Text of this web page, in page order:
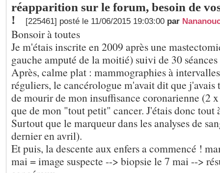
réapparition sur le forum, besoin de
!
[225461] posté le 11/06/2015 19:03:00 par
Bonsoir à toutes
Je m'étais inscrite en 2009 après une
gauche amputé de la moitié) suivi de 30
Après, calme plat : mammographies à
réguliers, le cancérologue m'avait dit que j'avais
de mourir de mon insuffisance coronarienne (2
que de mon "tout petit" cancer. J'étais donc
Surtout que le marqueur dans les analyses de
dernier en avril).
Et puis, la descente aux enfers a commencé !
mai = image suspecte --> biopsie le 7 mai -->